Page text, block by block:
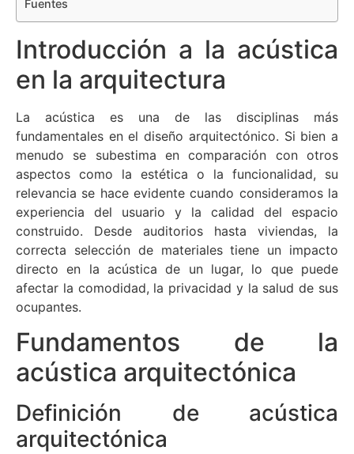
Fuentes
Introducción a la acústica
en la arquitectura
La acústica es una de las disciplinas más
fundamentales en el diseño arquitectónico. Si bien a
menudo se subestima en comparación con otros
aspectos como la estética o la funcionalidad, su
relevancia se hace evidente cuando consideramos la
experiencia del usuario y la calidad del espacio
construido. Desde auditorios hasta viviendas, la
correcta selección de materiales tiene un impacto
directo en la acústica de un lugar, lo que puede
afectar la comodidad, la privacidad y la salud de sus
ocupantes.
Fundamentos de la
acústica arquitectónica
Definición de acústica
arquitectónica